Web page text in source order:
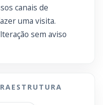
canais de
uma visita.
sem aviso